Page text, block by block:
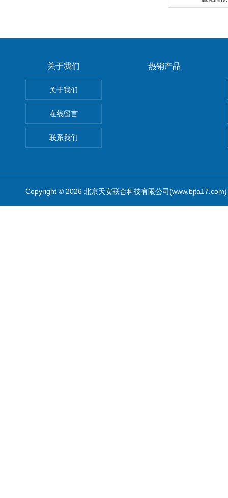
关于我们
关于我们
在线留言
联系我们
热销产品
Copyright © 2026 北京天安联合科技有限公司